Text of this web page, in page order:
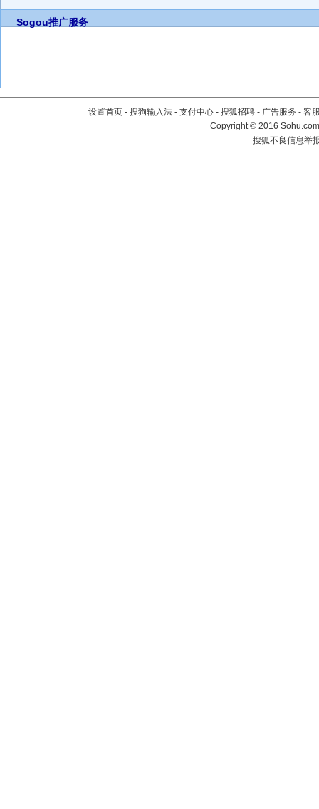
Sogou推广服务
设置首页 - 搜狗输入法 - 支付中心 - 搜狐招聘 - 广告服务 - 客
Copyright©2016
搜狐不良信息举